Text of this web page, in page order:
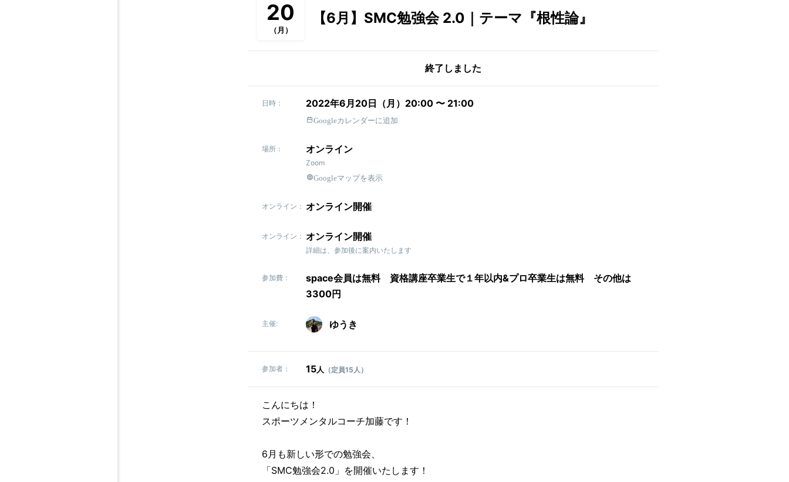
20
（月）
【6月】SMC勉強会 2.0｜テーマ『根性論』
終了しました
日時： 2022年6月20日（月）20:00 〜 21:00
Googleカレンダーに追加
場所： オンライン
Zoom
Googleマップを表示
オンライン： オンライン開催
オンライン： オンライン開催
詳細は、参加後に案内いたします
参加費：
space会員は無料 資格講座卒業生で１年以内&プロ卒業生は無料 その他は
3300円
主催: ゆうき
参加者： 15人 （定員15人）
こんにちは！
スポーツメンタルコーチ加藤です！
6月も新しい形での勉強会、
「SMC勉強会2.0」を開催いたします！